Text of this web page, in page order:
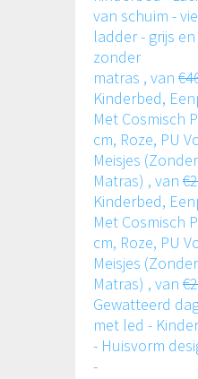
van schuim -
ladder - grijs
zonder
matras , van
Kinderbed,
Met Cosmisch
cm, Roze, PU
Meisjes (Zonder
Matras) , van
Kinderbed,
Met Cosmisch
cm, Roze, PU
Meisjes (Zonder
Matras) , van
Gewatteerd
met led -
- Huisvorm
-